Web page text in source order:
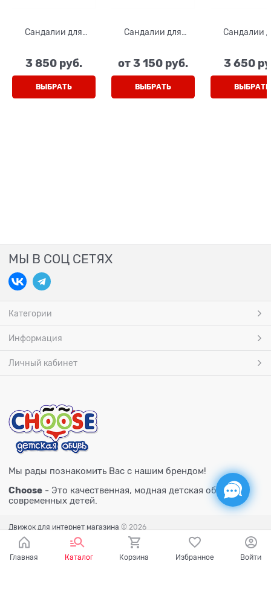
Сандалии для
(камуфляж), на
липучках
3 850 руб.
ВЫБРАТЬ
Сандалии для
липучки
от3 150 руб.
ВЫБРАТЬ
Сандалии
открытые
пятка, на
3 650
ВЫБРАТЬ
МЫ В СОЦ СЕТЯХ
Категории
Информация
Личный кабинет
Мы рады познакомить Вас с нашим брендом!
Choose - Это качественная, модная детская обувь для
современных детей.
Движок для интернет магазина © 2026
Главная Каталог Корзина Избранное Войти